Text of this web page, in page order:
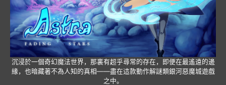
沉浸於一個奇幻魔法世界，那裏有超乎尋常的存在，即便在最遙遠的邊
緣，也暗藏著不為人知的真相——盡在這款動作解謎類銀河惡魔城遊戲
之中。